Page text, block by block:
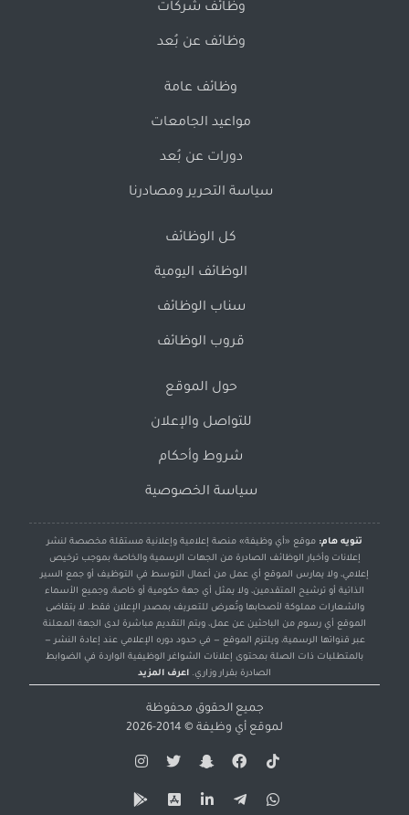
وظائف شركات
وظائف عن بُعد
وظائف عامة
مواعيد الجامعات
دورات عن بُعد
سياسة التحرير ومصادرنا
كل الوظائف
الوظائف اليومية
سناب الوظائف
قروب الوظائف
حول الموقع
للتواصل والإعلان
شروط وأحكام
سياسة الخصوصية
تنويه هام: موقع «أي وظيفة» منصة إعلامية وإعلانية مستقلة مخصصة لنشر
إعلانات وأخبار الوظائف الصادرة من الجهات الرسمية والخاصة بموجب ترخيص
إعلامي، ولا يمارس الموقع أي عمل من أعمال التوسط في التوظيف أو جمع السير
الذاتية أو ترشيح المتقدمين، ولا يمثل أي جهة حكومية أو خاصة، وجميع الأسماء
والشعارات مملوكة لأصحابها وتُعرض للتعريف بمصدر الإعلان فقط. لا يتقاضى
الموقع أي رسوم من الباحثين عن عمل، ويتم التقديم مباشرة لدى الجهة المعلنة
عبر قنواتها الرسمية، ويلتزم الموقع — في حدود دوره الإعلامي عند إعادة النشر —
بالمتطلبات ذات الصلة بمحتوى إعلانات الشواغر الوظيفية الواردة في الضوابط
الصادرة بقرار وزاري. اعرف المزيد
جميع الحقوق محفوظة
لموقع أي وظيفة © 2014-2026